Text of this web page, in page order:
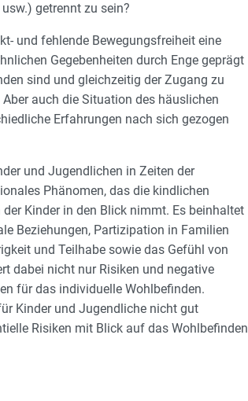
getrennt zu sein?
und fehlende Bewegungsfreiheit eine
Gegebenheiten durch Enge geprägt
sind und gleichzeitig der Zugang zu
auch die Situation des häuslichen
Erfahrungen nach sich gezogen
und Jugendlichen in Zeiten der
Phänomen, das die kindlichen
Kinder in den Blick nimmt. Es beinhaltet
Beziehungen, Partizipation in Familien
und Teilhabe sowie das Gefühl von
dabei nicht nur Risiken und negative
für das individuelle Wohlbefinden.
Kinder und Jugendliche nicht gut
Risiken mit Blick auf das Wohlbefinden